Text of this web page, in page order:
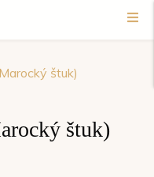
štuk)
štuk)